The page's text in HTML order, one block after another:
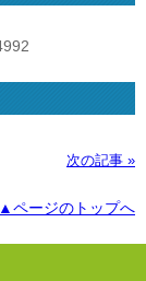
次の記事 »
▲ページのトップへ